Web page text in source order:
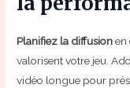
Planifiez la diffusionen
valorisent votre jeu.
vidéo longue pour